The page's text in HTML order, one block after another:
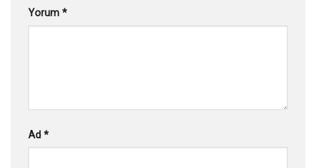
Yorum *
Ad *